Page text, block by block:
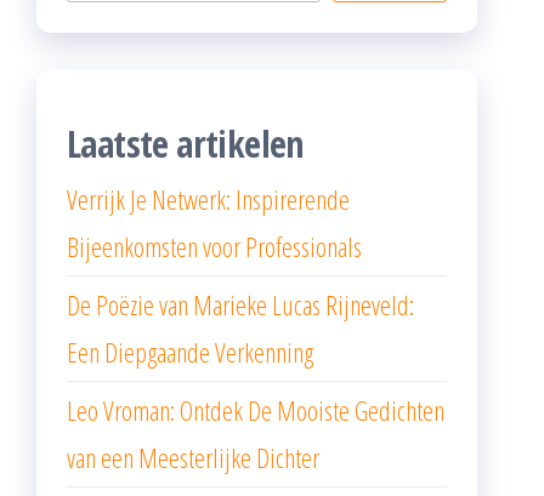
Laatste artikelen
Verrijk Je Netwerk: Inspirerende
Bijeenkomsten voor Professionals
De Poëzie van Marieke Lucas Rijneveld:
Een Diepgaande Verkenning
Leo Vroman: Ontdek De Mooiste Gedichten
van een Meesterlijke Dichter